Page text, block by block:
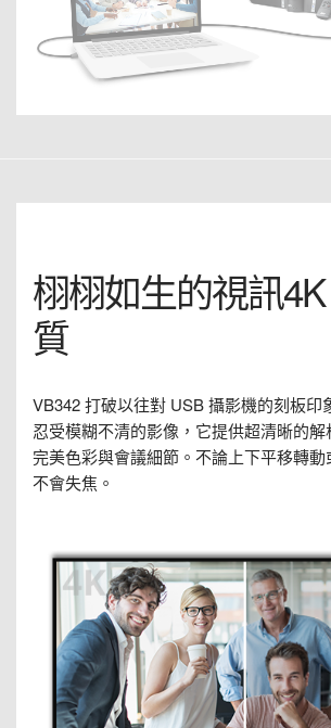
栩栩如生的視訊
質
VB342 打破以往對 USB 攝影機的刻板印
忍受模糊不清的影像，它提供超清晰的
完美色彩與會議細節。不論上下平移轉
不會失焦。